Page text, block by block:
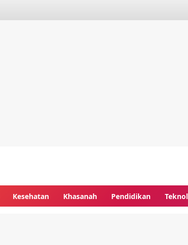
Kesehatan Khasanah Pendidikan